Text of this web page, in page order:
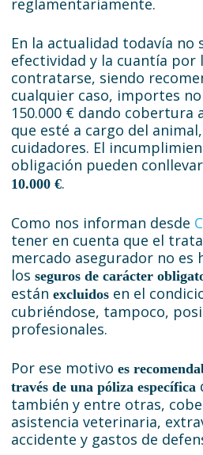
reglamentariamente.
En la actualidad todavía no
efectividad y la cuantía por
contratarse, siendo
cualquier caso, importes
150.000 € dando cobertura
que esté a cargo del
cuidadores. El
obligación pueden conllevar
10.000 €.
Como nos informan desde
tener en cuenta que el
mercado asegurador no es
los seguros de carácter
están excluidosen el
cubriéndose, tampoco,
profesionales.
Por ese motivo es
través de una póliza específica
también y entre otras,
asistencia veterinaria,
accidente y gastos de